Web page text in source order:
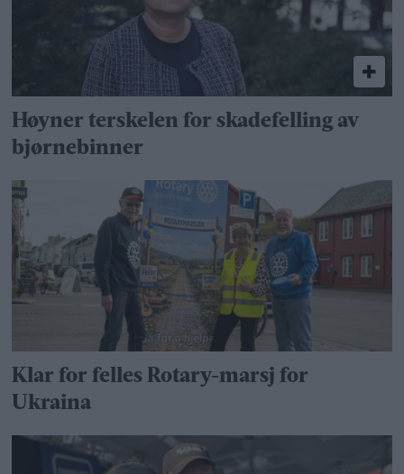
Høyner terskelen for skadefelling av
bjørnebinner
Klar for felles Rotary-marsj for
Ukraina